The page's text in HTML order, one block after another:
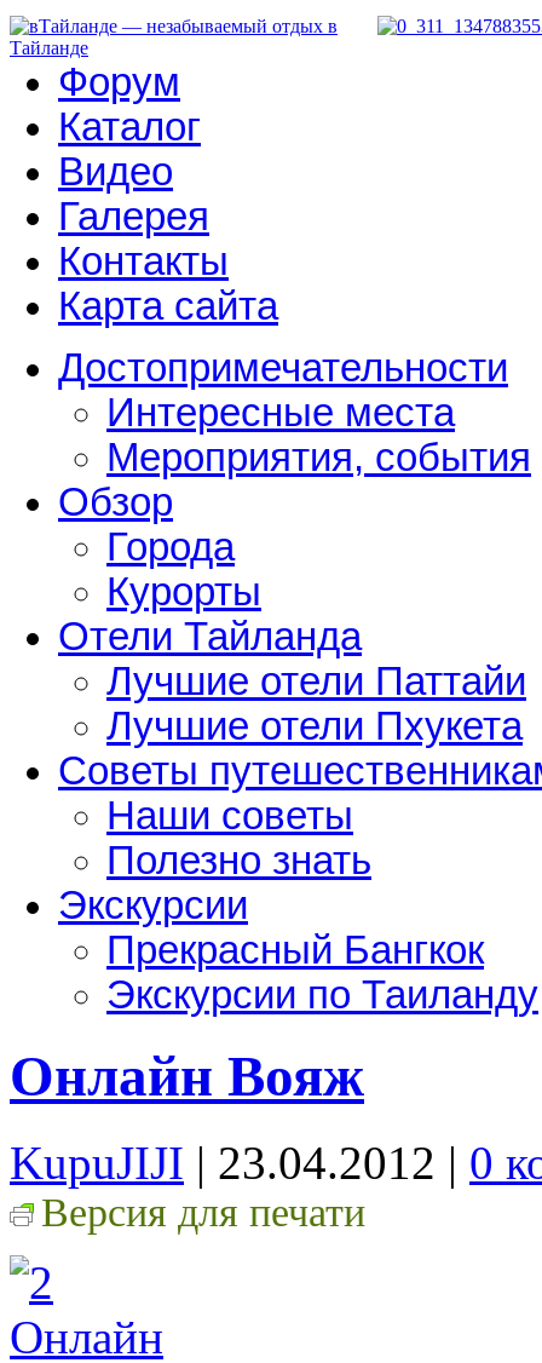
Форум
Каталог
Видео
Галерея
Контакты
Карта сайта
Достопримечательности
Интересные места
Мероприятия, события
Обзор
Города
Курорты
Отели Тайланда
Лучшие отели Паттайи
Лучшие отели Пхукета
Советы
Наши советы
Полезно знать
Экскурсии
Прекрасный Бангкок
Экскурсии по Таиланду
Онлайн Вояж
KupuJIJI | 23.04.2012 | 0
Версия для печати